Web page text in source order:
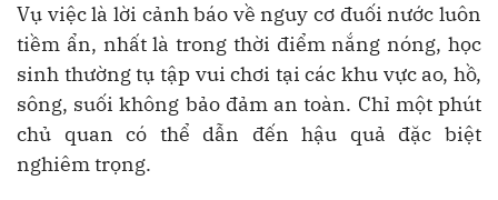
Vụ việc là lời cảnh báo về nguy cơ đuối nước luôn
tiềm ẩn, nhất là trong thời điểm nắng nóng, học
sinh thường tụ tập vui chơi tại các khu vực ao, hồ,
sông, suối không bảo đảm an toàn. Chỉ một phút
chủ quan có thể dẫn đến hậu quả đặc biệt
nghiêm trọng.